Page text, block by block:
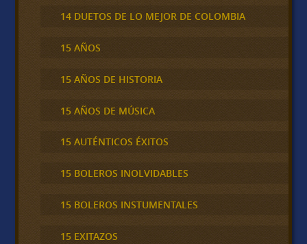
14 DUETOS DE LO MEJOR DE COLOMBIA
15 AÑOS
15 AÑOS DE HISTORIA
15 AÑOS DE MÚSICA
15 AUTÉNTICOS ÉXITOS
15 BOLEROS INOLVIDABLES
15 BOLEROS INSTUMENTALES
15 EXITAZOS